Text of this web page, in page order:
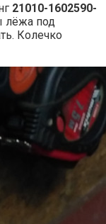
21010-1602590-
лёжа под
Колечко